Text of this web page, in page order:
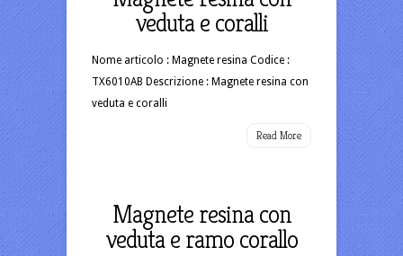
veduta e coralli
Nome articolo : Magnete resina Codice :
TX6010AB Descrizione : Magnete resina con
veduta e coralli
Read More
Magnete resina con
veduta e ramo corallo